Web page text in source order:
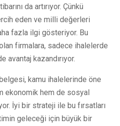
da artırıyor. Çünkü
eden ve milli değerleri
fazla ilgi gösteriyor. Bu
firmalara, sadece ihalelerde
avantaj kazandırıyor.
kamu ihalelerinde öne
ekonomik hem de sosyal
İyi bir strateji ile bu fırsatları
geleceği için büyük bir